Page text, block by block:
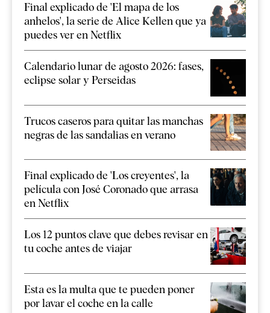
Final explicado de 'El mapa de los
anhelos', la serie de Alice Kellen que ya
puedes ver en Netflix
Calendario lunar de agosto 2026: fases,
eclipse solar y Perseidas
Trucos caseros para quitar las manchas
negras de las sandalias en verano
Final explicado de 'Los creyentes', la
película con José Coronado que arrasa
en Netflix
Los 12 puntos clave que debes revisar en
tu coche antes de viajar
Esta es la multa que te pueden poner
por lavar el coche en la calle